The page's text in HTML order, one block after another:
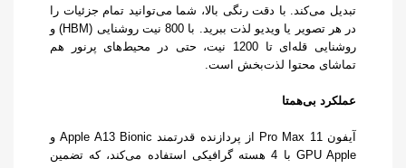
تبدیل می‌کند. با دقت رنگی بالا، شما می‌توانید تمام جزئیات را
در هر تصویر یا ویدیو لذت ببرید. با 800 نیت روشنایی (HBM) و
روشنایی قله‌ای تا 1200 نیت، حتی در محیط‌های پرنور هم
تماشای محتوا لذت‌بخش است.
عملکرد بی‌همتا
آیفون 11 Pro Max از پردازنده قدرتمند Apple A13 Bionic و
GPU Apple با 4 هسته گرافیکی استفاده می‌کند، که تضمین